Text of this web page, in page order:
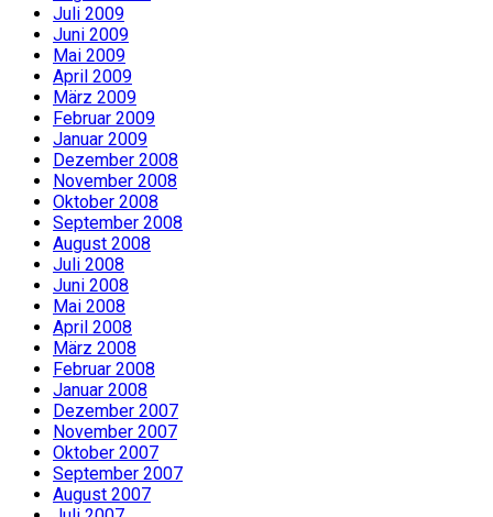
Juli 2009
Juni 2009
Mai 2009
April 2009
März 2009
Februar 2009
Januar 2009
Dezember 2008
November 2008
Oktober 2008
September 2008
August 2008
Juli 2008
Juni 2008
Mai 2008
April 2008
März 2008
Februar 2008
Januar 2008
Dezember 2007
November 2007
Oktober 2007
September 2007
August 2007